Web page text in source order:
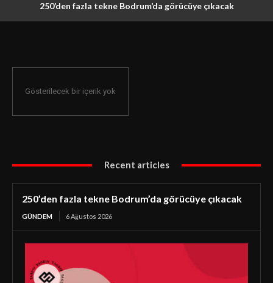
250’den fazla tekne Bodrum’da görücüye çıkacak
Gösterilecek bir içerik yok
Recent articles
250’den fazla tekne Bodrum’da görücüye çıkacak
GÜNDEM 6 Ağustos 2026